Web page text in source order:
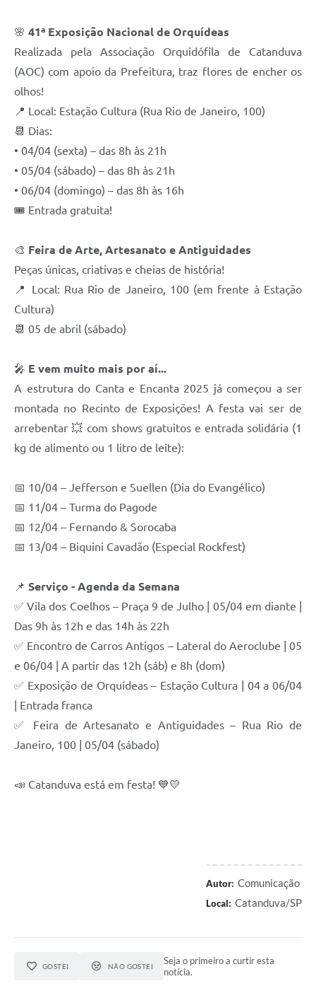
🌸 41ª Exposição Nacional de Orquídeas
Realizada pela Associação Orquidófila de Catanduva
(AOC) com apoio da Prefeitura, traz flores de encher os
olhos!
📍 Local: Estação Cultura (Rua Rio de Janeiro, 100)
📆 Dias:
• 04/04 (sexta) – das 8h às 21h
• 05/04 (sábado) – das 8h às 21h
• 06/04 (domingo) – das 8h às 16h
🎟 Entrada gratuita!
🎨 Feira de Arte, Artesanato e Antiguidades
Peças únicas, criativas e cheias de história!
📍 Local: Rua Rio de Janeiro, 100 (em frente à Estação
Cultura)
📆 05 de abril (sábado)
🎤 E vem muito mais por aí...
A estrutura do Canta e Encanta 2025 já começou a ser
montada no Recinto de Exposições! A festa vai ser de
arrebentar 💥 com shows gratuitos e entrada solidária (1
kg de alimento ou 1 litro de leite):
📅 10/04 – Jefferson e Suellen (Dia do Evangélico)
📅 11/04 – Turma do Pagode
📅 12/04 – Fernando & Sorocaba
📅 13/04 – Biquini Cavadão (Especial Rockfest)
📌 Serviço - Agenda da Semana
✅ Vila dos Coelhos – Praça 9 de Julho | 05/04 em diante |
Das 9h às 12h e das 14h às 22h
✅ Encontro de Carros Antigos – Lateral do Aeroclube | 05
e 06/04 | A partir das 12h (sáb) e 8h (dom)
✅ Exposição de Orquídeas – Estação Cultura | 04 a 06/04
| Entrada franca
✅ Feira de Artesanato e Antiguidades – Rua Rio de
Janeiro, 100 | 05/04 (sábado)
📣 Catanduva está em festa! 💙💛
Autor: Comunicação
Local: Catanduva/SP
GOSTEI NÃO GOSTEI
Seja o primeiro a curtir esta
notícia.